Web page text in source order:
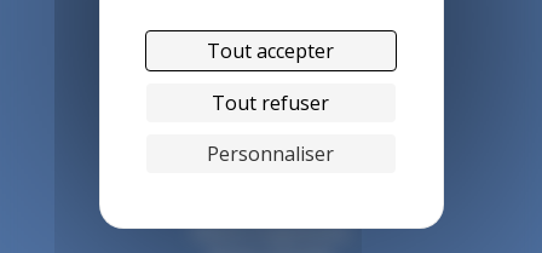
Notre organisme
Tout accepter
Tout refuser
Personnaliser